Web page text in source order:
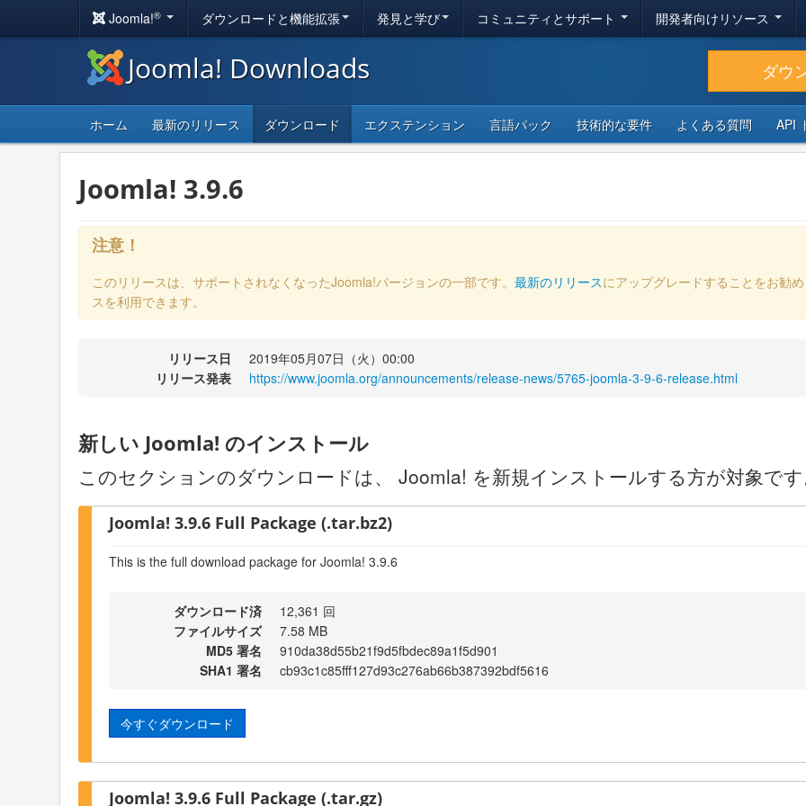
Joomla!® ダウンロードと機能拡張 発見と学び コミュニティとサポート 開発者向けリソース
Joomla! Downloads ダウ
ホーム 最新のリリース ダウンロード エクステンション 言語パック 技術的な要件 よくある質問 API
Joomla! 3.9.6
注意！
このリリースは、サポートされなくなったJoomla!バージョンの一部です。 最新のリリースにアップグレードすることをお勧
スを利用できます。
リリース日
2019年05月07日（火）00:00
リリース発表
https://www.joomla.org/announcements/release-news/5765-joomla-3-9-6-release.html
新しい Joomla! のインストール
このセクションのダウンロードは、 Joomla! を新規インストールする方が対象で
Joomla! 3.9.6 Full Package (.tar.bz2)
This is the full download package for Joomla! 3.9.6
ダウンロード済
12,361 回
ファイルサイズ
7.58 MB
MD5 署名
910da38d55b21f9d5fbdec89a1f5d901
SHA1 署名
cb93c1c85fff127d93c276ab66b387392bdf5616
今すぐダウンロード
Joomla! 3.9.6 Full Package (.tar.gz)